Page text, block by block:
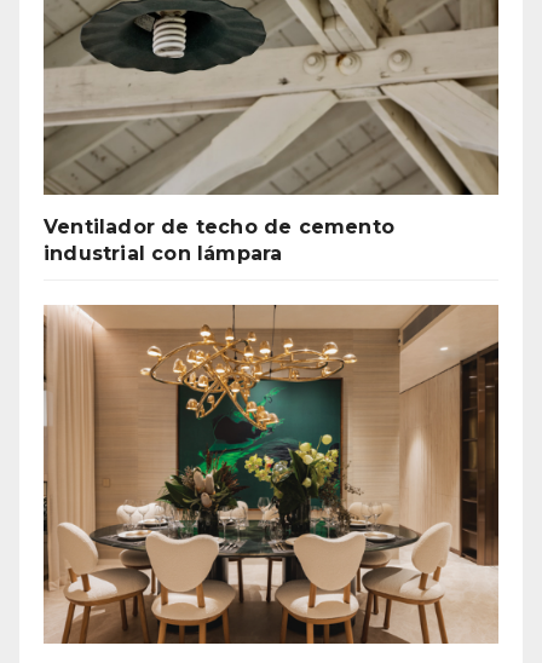
Ventilador de techo de cemento
industrial con lámpara